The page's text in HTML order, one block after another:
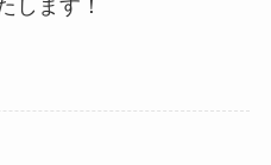
します！